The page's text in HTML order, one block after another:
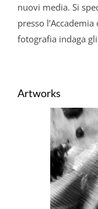
nuovi media. Si
presso
fotografia indaga
Artworks